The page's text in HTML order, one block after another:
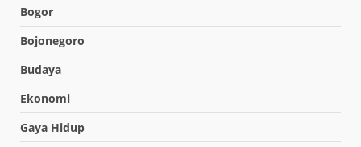
Bogor
Bojonegoro
Budaya
Ekonomi
Gaya Hidup